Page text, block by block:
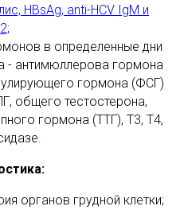
HBsAg, anti-HCV IgM и
в определенные дни
- антимюллерова гормона
гормона (ФСГ)
общего тестостерона,
гормона (ТТГ), Т3, Т4,
органов грудной клетки;